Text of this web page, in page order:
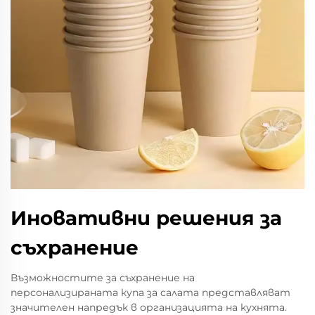
Иновативни решения за
съхранение
Възможностите за съхранение на
персонализираната купа за салата представляват
значителен напредък в организацията на кухнята.